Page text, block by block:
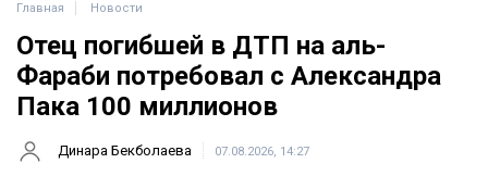
Главная Новости
Отец погибшей в ДТП на аль-
Фараби потребовал с Александра
Пака 100 миллионов
Динара Бекболаева 07.08.2026, 14:27